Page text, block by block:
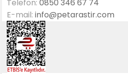
Telefon:0850 346 67 74
E-mail:info@petarastir.com